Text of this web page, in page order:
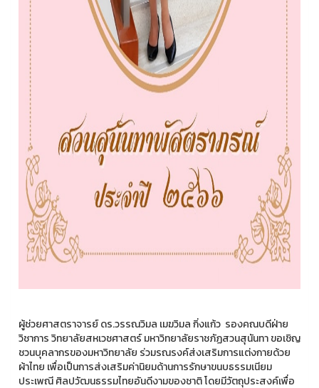
ผู้ช่วยศาสตราจารย์ ดร.วรรณวิมล เมฆวิมล กิ่งแก้ว รองคณบดีฝ่าย
วิชาการ วิทยาลัยสหเวชศาสตร์ มหาวิทยาลัยราชภัฏสวนสุนันทา ขอเชิญ
ชวนบุคลากรของมหาวิทยาลัย ร่วมรณรงค์ส่งเสริมการแต่งกายด้วย
ผ้าไทย เพื่อเป็นการส่งเสริมค่านิยมด้านการรักษาขนบธรรมเนียม
ประเพณี ศิลปวัฒนธรรมไทยอันดีงามของชาติ โดยมีวัตถุประสงค์เพื่อ